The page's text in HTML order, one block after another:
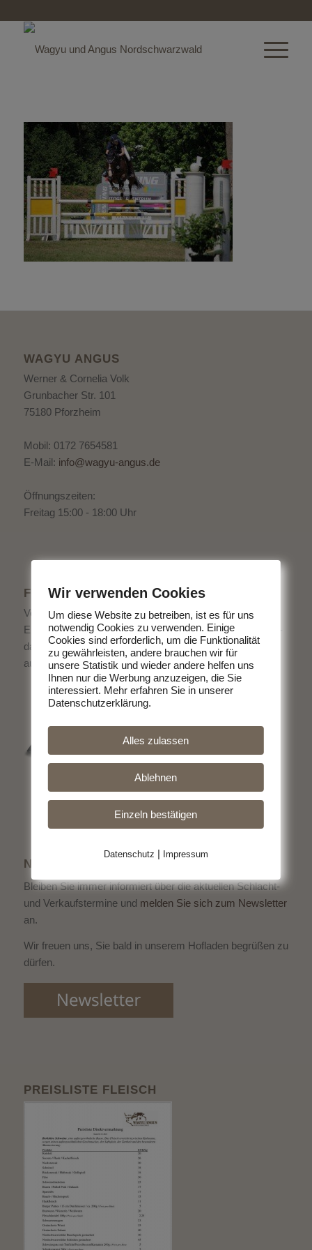
WAGYU ANGUS
Werner & Cornelia Volk
Grunbacher Str. 101
75180 Pforzheim
Mobil: 0172 7654581
E-Mail: info@wagyu-angus.de
Öffnungszeiten:
Freitag 15:00 - 18:00 Uhr
FLYER ALS DOWNLOAD
Von uns bekommen Sie köstliches Fleisch direkt vom
Erzeuger. Ohne schlechtes Gewissen Fleisch zu essen -
das geht. Entscheiden Sie sich für hochwertige Produkte
aus der Region.
NEWSLETTER
Bleiben Sie immer informiert über die aktuellen Schlacht-
und Verkaufstermine und melden Sie sich zum Newsletter
an.
Wir freuen uns, Sie bald in unserem Hofladen begrüßen zu
dürfen.
PREISLISTE FLEISCH
Wir verwenden Cookies
Um diese Website zu betreiben, ist es für uns
notwendig Cookies zu verwenden. Einige
Cookies sind erforderlich, um die Funktionalität
zu gewährleisten, andere brauchen wir für
unsere Statistik und wieder andere helfen uns
Ihnen nur die Werbung anzuzeigen, die Sie
interessiert. Mehr erfahren Sie in unserer
Datenschutzerklärung.
Alles zulassen
Ablehnen
Einzeln bestätigen
Datenschutz | Impressum